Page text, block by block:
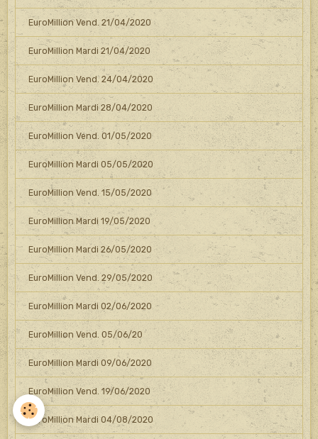
EuroMillion Vend. 21/04/2020
EuroMillion Mardi 21/04/2020
EuroMillion Vend. 24/04/2020
EuroMillion Mardi 28/04/2020
EuroMillion Vend. 01/05/2020
EuroMillion Mardi 05/05/2020
EuroMillion Vend. 15/05/2020
EuroMillion Mardi 19/05/2020
EuroMillion Mardi 26/05/2020
EuroMillion Vend. 29/05/2020
EuroMillion Mardi 02/06/2020
EuroMillion Vend. 05/06/20
EuroMillion Mardi 09/06/2020
EuroMillion Vend. 19/06/2020
EuroMillion Mardi 04/08/2020